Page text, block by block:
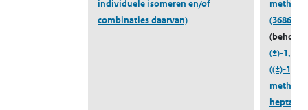
individuele isomeren en/of
combinaties daarvan)
(36861-
(±)-
((±)-